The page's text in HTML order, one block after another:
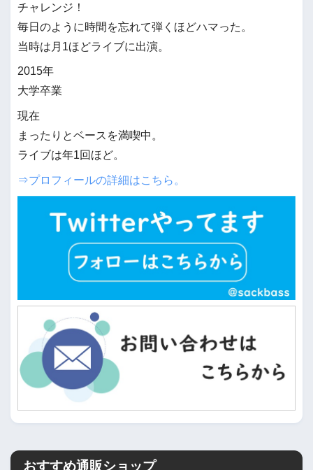
チャレンジ！
毎日のように時間を忘れて弾くほどハマった。
当時は月1ほどライブに出演。
2015年
大学卒業
現在
まったりとベースを満喫中。
ライブは年1回ほど。
⇒プロフィールの詳細はこちら。
おすすめ通販ショップ